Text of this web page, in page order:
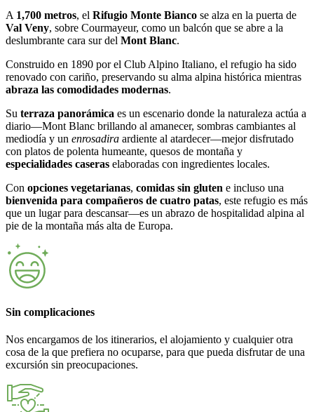
A 1,700 metros, el Rifugio Monte Bianco se alza en la puerta de
Val Veny, sobre Courmayeur, como un balcón que se abre a la
deslumbrante cara sur del Mont Blanc.
Construido en 1890 por el Club Alpino Italiano, el refugio ha sido
renovado con cariño, preservando su alma alpina histórica mientras
abraza las comodidades modernas.
Su terraza panorámica es un escenario donde la naturaleza actúa a
diario—Mont Blanc brillando al amanecer, sombras cambiantes al
mediodía y un enrosadira ardiente al atardecer—mejor disfrutado
con platos de polenta humeante, quesos de montaña y
especialidades caseras elaboradas con ingredientes locales.
Con opciones vegetarianas, comidas sin gluten e incluso una
bienvenida para compañeros de cuatro patas, este refugio es más
que un lugar para descansar—es un abrazo de hospitalidad alpina al
pie de la montaña más alta de Europa.
Sin complicaciones
Nos encargamos de los itinerarios, el alojamiento y cualquier otra
cosa de la que prefiera no ocuparse, para que pueda disfrutar de una
excursión sin preocupaciones.